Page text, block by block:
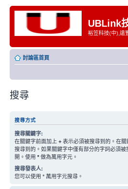
UBLink
裕笠科技(中),遠
討論區首頁
搜尋
搜尋方式
搜尋關鍵字:
在關鍵字前面加上 + 表示必須被搜尋到的。在關
搜尋到的。如果關鍵字中僅有部分的字詞必須被
開。使用 * 做為萬用字元。
搜尋發表人:
您可以使用 * 萬用字元搜尋。